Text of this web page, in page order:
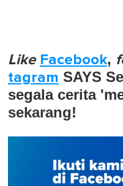
Like Facebook,
tagram SAYS
segala cerita
sekarang!